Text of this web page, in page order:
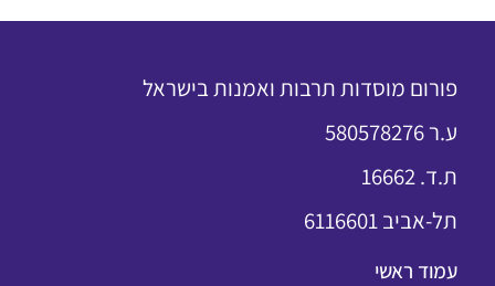
פורום מוסדות תרבות ואמנות בישראל
ע.ר 580578276
ת.ד. 16662
תל-אביב 6116601
עמוד ראשי